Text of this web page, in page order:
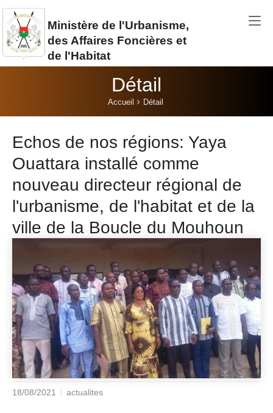
Aller au contenu principal
Ministère de l'Urbanisme,
des Affaires Foncières et
de l'Habitat
Détail
Accueil Détail
Echos de nos régions: Yaya
Ouattara installé comme
nouveau directeur régional de
l'urbanisme, de l'habitat et de la
ville de la Boucle du Mouhoun
18/08/2021 actualites